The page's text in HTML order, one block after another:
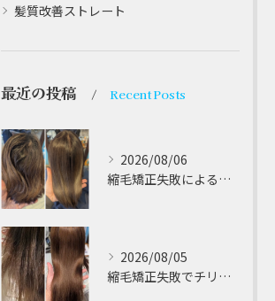
髪質改善ストレート
最近の投稿 Recent Posts
2026/08/06
縮毛矯正失敗によるチリチリやジリジリ髪のビビり直し専門が解説する本当に効く修復策
2026/08/05
縮毛矯正失敗でチリチリジリジリの髪をビビり直し専門が丁寧に修復する方法解説